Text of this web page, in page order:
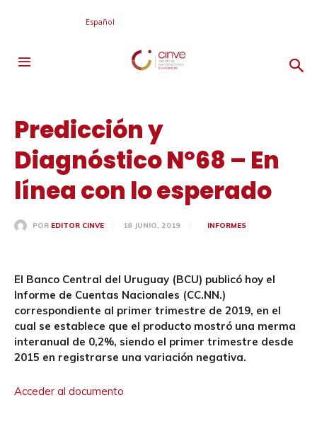
Español
Predicción y
Diagnóstico Nº68 – En
línea con lo esperado
POR EDITOR CINVE 18 JUNIO, 2019 INFORMES
El Banco Central del Uruguay (BCU) publicó hoy el
Informe de Cuentas Nacionales (CC.NN.)
correspondiente al primer trimestre de 2019, en el
cual se establece que el producto mostró una merma
interanual de 0,2%, siendo el primer trimestre desde
2015 en registrarse una variación negativa.
Acceder al documento